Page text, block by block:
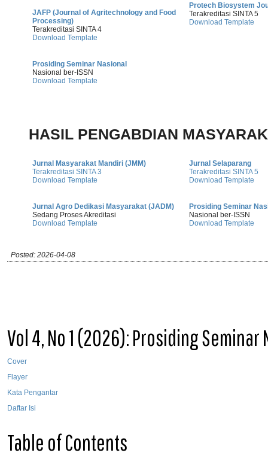
JAFP (Journal of Agritechnology and Food
Processing)
Terakreditasi SINTA 4
Download Template
Protech Biosystem
Terakreditasi SINTA 5
Download Template
Prosiding Seminar Nasional
Nasional ber-ISSN
Download Template
HASIL PENGABDIAN
Jurnal Masyarakat Mandiri (JMM)
Terakreditasi SINTA 3
Download Template
Jurnal Selaparang
Terakreditasi SINTA 5
Download Template
Jurnal Agro Dedikasi Masyarakat (JADM)
Sedang Proses Akreditasi
Download Template
Prosiding Seminar
Nasional ber-ISSN
Download Template
Posted: 2026-04-08
Vol 4, No 1 (2026): Prosiding
Cover
Flayer
Kata Pengantar
Daftar Isi
Table of Contents